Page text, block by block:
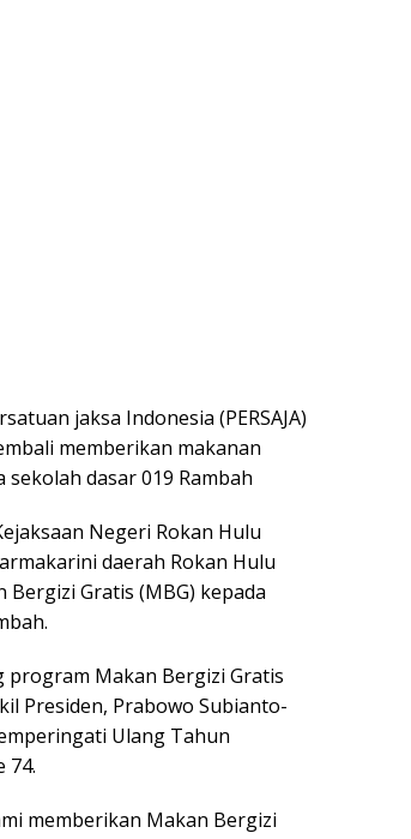
jaksa Indonesia (PERSAJA)
memberikan makanan
dasar 019 Rambah
Negeri Rokan Hulu
daerah Rokan Hulu
Gratis (MBG) kepada
program Makan Bergizi Gratis
Presiden, Prabowo Subianto-
Ulang Tahun
74.
memberikan Makan Bergizi